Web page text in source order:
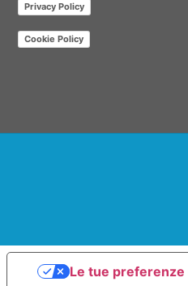
Privacy Policy
Cookie Policy
Le tue preferenze